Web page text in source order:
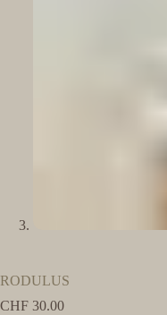
RODULUS
CHF 30.00